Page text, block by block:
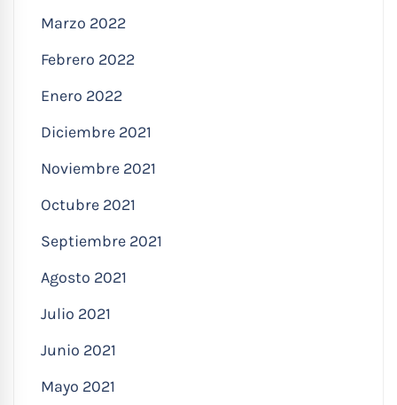
Marzo 2022
Febrero 2022
Enero 2022
Diciembre 2021
Noviembre 2021
Octubre 2021
Septiembre 2021
Agosto 2021
Julio 2021
Junio 2021
Mayo 2021